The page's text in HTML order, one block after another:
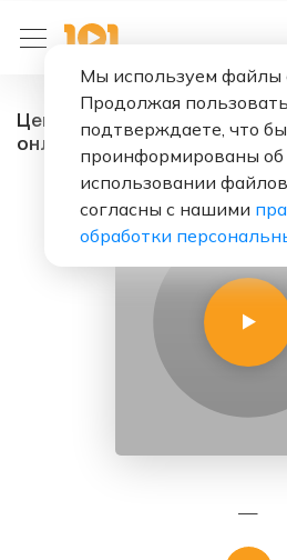
Центральное Радио Сент-
онлайн. Слушать бесплатно
—
Мы используем файлы
Продолжая
подтверждаете, что
проинформированы об
использовании
согласны с нашими
обработки